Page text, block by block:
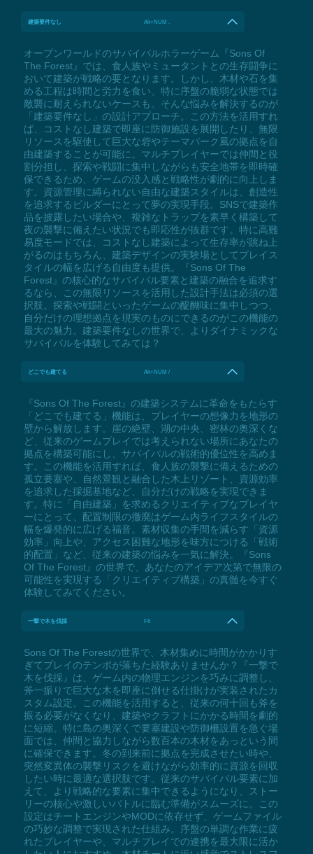
建築要件なし Alt+NUM .
オープンワールドのサバイバルホラーゲーム『Sons Of
The Forest』では、食人族やミュータントとの生存闘争に
おいて建築が戦略の要となります。しかし、木材や石を集
める工程は時間と労力を食い、特に序盤の脆弱な状態では
敵襲に耐えられないケースも。そんな悩みを解決するのが
「建築要件なし」の設計アプローチ。この方法を活用すれ
ば、コストなし建築で即座に防御施設を展開したり、無限
リソースを駆使して巨大な砦やテーマパーク風の拠点を自
由建築することが可能に。マルチプレイヤーでは仲間と役
割分担し、探索や戦闘に集中しながらも安全地帯を即時確
保できるため、ゲームの没入感と戦略性が劇的に向上しま
す。資源管理に縛られない自由な建築スタイルは、創造性
を追求するビルダーにとって夢の実現手段。SNSで建築作
品を披露したい場合や、複雑なトラップを素早く構築して
夜の襲撃に備えたい状況でも即応性が抜群です。特に高難
易度モードでは、コストなし建築によって生存率が跳ね上
がるのはもちろん、建築デザインの実験場としてプレイス
タイルの幅を広げる自由度も提供。『Sons Of The
Forest』の核心的なサバイバル要素と建築の融合を追求す
るなら、この無限リソースを活用した設計手法は必須の選
択肢。探索や戦闘といったゲームの醍醐味に集中しつつ、
自分だけの理想拠点を現実のものにできるのがこの機能の
最大の魅力。建築要件なしの世界で、よりダイナミックな
サバイバルを体験してみては？
どこでも建てる Alt+NUM /
『Sons Of The Forest』の建築システムに革命をもたらす
「どこでも建てる」機能は、プレイヤーの想像力を地形の
壁から解放します。崖の絶壁、湖の中央、密林の奥深くな
ど、従来のゲームプレイでは考えられない場所にあなたの
拠点を構築可能にし、サバイバルの戦術的優位性を高めま
す。この機能を活用すれば、食人族の襲撃に備えるための
孤立要塞や、自然景観と融合した木上リゾート、資源効率
を追求した採掘基地など、自分だけの戦略を実現できま
す。特に「自由建築」を求めるクリエイティブなプレイヤ
ーにとって、配置制限の撤廃はゲーム内ライフスタイルの
幅を爆発的に広げる福音。素材収集の手間を減らす「資源
効率」向上や、アクセス困難な地形を味方につける「戦術
的配置」など、従来の建築の悩みを一気に解決。『Sons
Of The Forest』の世界で、あなたのアイデア次第で無限の
可能性を実現する「クリエイティブ構築」の真髄を今すぐ
体験してみてください。
一撃で木を伐採 F6
Sons Of The Forestの世界で、木材集めに時間がかかりす
ぎてプレイのテンポが落ちた経験ありませんか？『一撃で
木を伐採』は、ゲーム内の物理エンジンを巧みに調整し、
斧一振りで巨大な木を即座に倒せる仕掛けが実装されたカ
スタム設定。この機能を活用すると、従来の何十回も斧を
振る必要がなくなり、建築やクラフトにかかる時間を劇的
に短縮。特に島の奥深くで要塞建設や防御柵設置を急ぐ場
面では、仲間と協力しながら数百本の木材をあっという間
に確保できます。冬の到来前に拠点を完成させたい時や、
突然変異体の襲撃リスクを避けながら効率的に資源を回収
したい時に最適な選択肢です。従来のサバイバル要素に加
えて、より戦略的な要素に集中できるようになり、ストー
リーの核心や激しいバトルに臨む準備がスムーズに。この
設定はチートエンジンやMODに依存せず、ゲームファイル
の巧妙な調整で実現された仕組み。序盤の単調な作業に疲
れたプレイヤーや、マルチプレイでの連携を最大限に活か